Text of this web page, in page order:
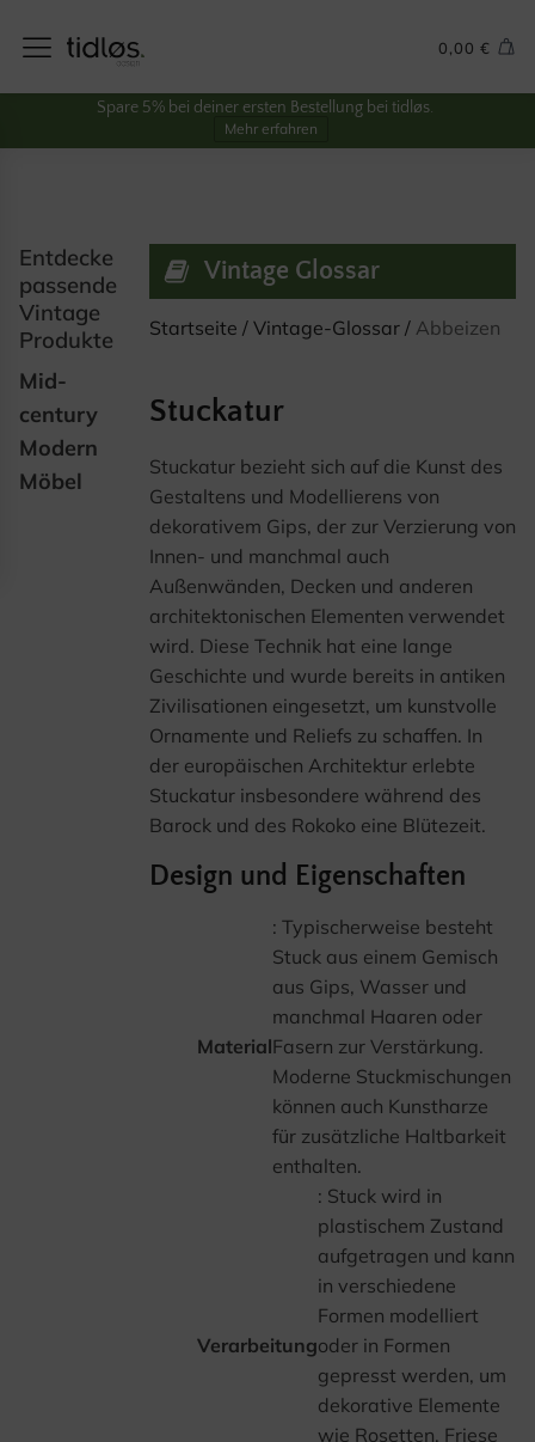
0,00 €
Spare 5% bei deiner ersten Bestellung bei tidløs.
Mehr erfahren
Entdecke
passende
Vintage
Produkte
Mid-
century
Modern
Möbel
Vintage Glossar
Startseite / Vintage-Glossar / Abbeizen
Stuckatur
Stuckatur bezieht sich auf die Kunst des
Gestaltens und Modellierens von
dekorativem Gips, der zur Verzierung von
Innen- und manchmal auch
Außenwänden, Decken und anderen
architektonischen Elementen verwendet
wird. Diese Technik hat eine lange
Geschichte und wurde bereits in antiken
Zivilisationen eingesetzt, um kunstvolle
Ornamente und Reliefs zu schaffen. In
der europäischen Architektur erlebte
Stuckatur insbesondere während des
Barock und des Rokoko eine Blütezeit.
Design und Eigenschaften
Material
: Typischerweise besteht
Stuck aus einem Gemisch
aus Gips, Wasser und
manchmal Haaren oder
Fasern zur Verstärkung.
Moderne Stuckmischungen
können auch Kunstharze
für zusätzliche Haltbarkeit
enthalten.
Verarbeitung
: Stuck wird in
plastischem Zustand
aufgetragen und kann
in verschiedene
Formen modelliert
oder in Formen
gepresst werden, um
dekorative Elemente
wie Rosetten, Friese